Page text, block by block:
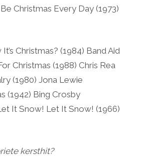
Christmas Every Day (1973)
Christmas? (1984) Band Aid
Christmas (1988) Chris Rea
(1980) Jona Lewie
(1942) Bing Crosby
It Snow! Let It Snow! (1966)
kersthit?